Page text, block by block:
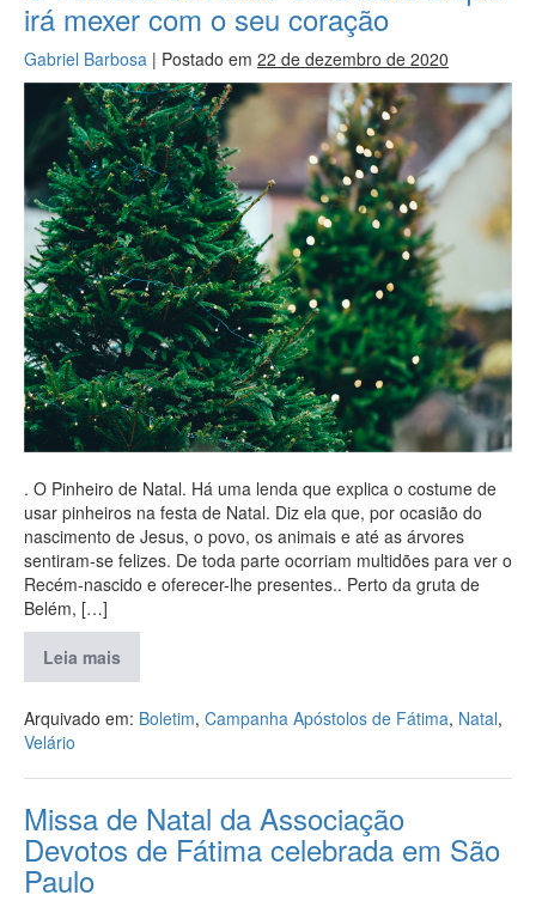
irá mexer com o seu coração
Gabriel Barbosa | Postado em 22 de dezembro de 2020
. O Pinheiro de Natal. Há uma lenda que explica o costume de
usar pinheiros na festa de Natal. Diz ela que, por ocasião do
nascimento de Jesus, o povo, os animais e até as árvores
sentiram-se felizes. De toda parte ocorriam multidões para ver o
Recém-nascido e oferecer-lhe presentes.. Perto da gruta de
Belém, […]
Leia mais
Arquivado em: Boletim, Campanha Apóstolos de Fátima, Natal,
Velário
Missa de Natal da Associação
Devotos de Fátima celebrada em São
Paulo